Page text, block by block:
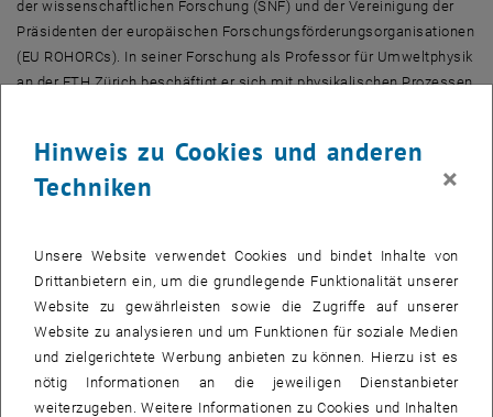
der wissenschaftlichen Forschung (SNF) und der Vereinigung der
Präsidenten der europäischen Forschungsförderungsorganisationen
(EU ROHORCs). In seiner Forschung als Professor für Umweltphysik
an der ETH Zürich beschäftigt er sich mit physikalischen Prozessen
Mit den ARA Lectures bieten das Center for Sustainable Technology
(CST) der Technischen Universität (TU) Wien, die TU Wien und ARA
den Wissensgebieten Ressourcenmanagement und Nachhaltigen
Entwicklung.
Der Vortrag findet am 3. Mai 2011 um 18.00 Uhr im Kuppelsaal der
TU Wien statt.
Um Anmeldung wird gebeten: <link>aralectures@tuwien.ac.at
Hinweis zu Cookies und anderen
Techniken
×
Unsere Website verwendet Cookies und bindet Inhalte von
Drittanbietern ein, um die grundlegende Funktionalität unserer
Website zu gewährleisten sowie die Zugriffe auf unserer
Website zu analysieren und um Funktionen für soziale Medien
und zielgerichtete Werbung anbieten zu können. Hierzu ist es
nötig Informationen an die jeweiligen Dienstanbieter
weiterzugeben. Weitere Informationen zu Cookies und Inhalten